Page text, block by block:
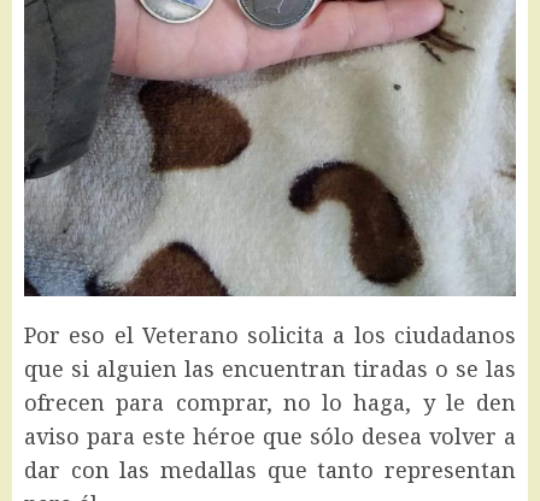
Por eso el Veterano solicita a los ciudadanos
que si alguien las encuentran tiradas o se las
ofrecen para comprar, no lo haga, y le den
aviso para este héroe que sólo desea volver a
dar con las medallas que tanto representan